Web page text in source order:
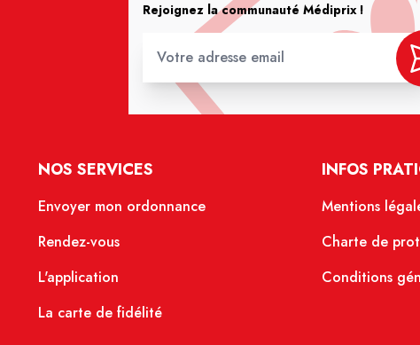
Rejoignez la communauté Médiprix !
NOS SERVICES
Envoyer mon ordonnance
Rendez-vous
L'application
La carte de fidélité
INFOS
Mentions
Charte de
Conditions